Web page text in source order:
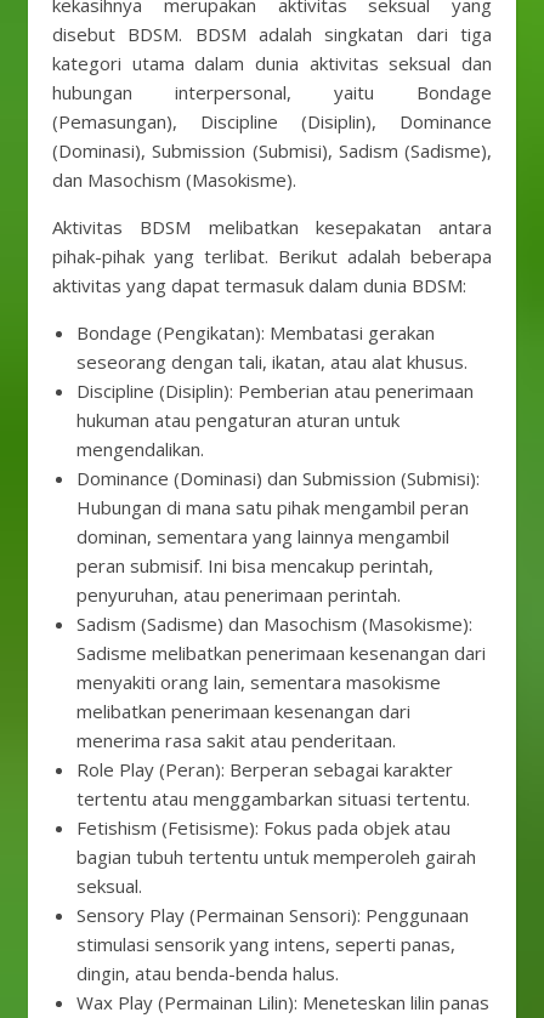
kekasihnya merupakan aktivitas seksual yang
disebut BDSM. BDSM adalah singkatan dari tiga
kategori utama dalam dunia aktivitas seksual dan
hubungan interpersonal, yaitu Bondage
(Pemasungan), Discipline (Disiplin), Dominance
(Dominasi), Submission (Submisi), Sadism (Sadisme),
dan Masochism (Masokisme).
Aktivitas BDSM melibatkan kesepakatan antara
pihak-pihak yang terlibat. Berikut adalah beberapa
aktivitas yang dapat termasuk dalam dunia BDSM:
Bondage (Pengikatan): Membatasi gerakan
seseorang dengan tali, ikatan, atau alat khusus.
Discipline (Disiplin): Pemberian atau penerimaan
hukuman atau pengaturan aturan untuk
mengendalikan.
Dominance (Dominasi) dan Submission (Submisi):
Hubungan di mana satu pihak mengambil peran
dominan, sementara yang lainnya mengambil
peran submisif. Ini bisa mencakup perintah,
penyuruhan, atau penerimaan perintah.
Sadism (Sadisme) dan Masochism (Masokisme):
Sadisme melibatkan penerimaan kesenangan dari
menyakiti orang lain, sementara masokisme
melibatkan penerimaan kesenangan dari
menerima rasa sakit atau penderitaan.
Role Play (Peran): Berperan sebagai karakter
tertentu atau menggambarkan situasi tertentu.
Fetishism (Fetisisme): Fokus pada objek atau
bagian tubuh tertentu untuk memperoleh gairah
seksual.
Sensory Play (Permainan Sensori): Penggunaan
stimulasi sensorik yang intens, seperti panas,
dingin, atau benda-benda halus.
Wax Play (Permainan Lilin): Meneteskan lilin panas